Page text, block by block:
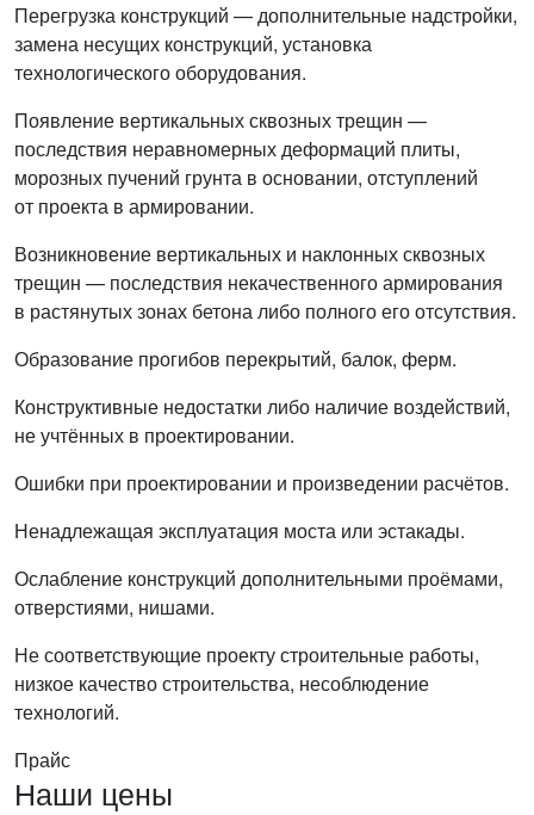
Перегрузка конструкций — дополнительные надстройки,
замена несущих конструкций, установка
технологического оборудования.
Появление вертикальных сквозных трещин —
последствия неравномерных деформаций плиты,
морозных пучений грунта в основании, отступлений
от проекта в армировании.
Возникновение вертикальных и наклонных сквозных
трещин — последствия некачественного армирования
в растянутых зонах бетона либо полного его отсутствия.
Образование прогибов перекрытий, балок, ферм.
Конструктивные недостатки либо наличие воздействий,
не учтённых в проектировании.
Ошибки при проектировании и произведении расчётов.
Ненадлежащая эксплуатация моста или эстакады.
Ослабление конструкций дополнительными проёмами,
отверстиями, нишами.
Не соответствующие проекту строительные работы,
низкое качество строительства, несоблюдение
технологий.
Прайс
Наши цены